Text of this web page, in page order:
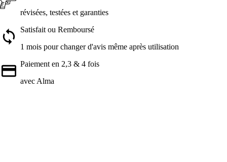
révisées, testées et garanties
Satisfait ou Remboursé
1 mois pour changer d'avis même après utilisation
Paiement en 2,3 & 4 fois
avec Alma